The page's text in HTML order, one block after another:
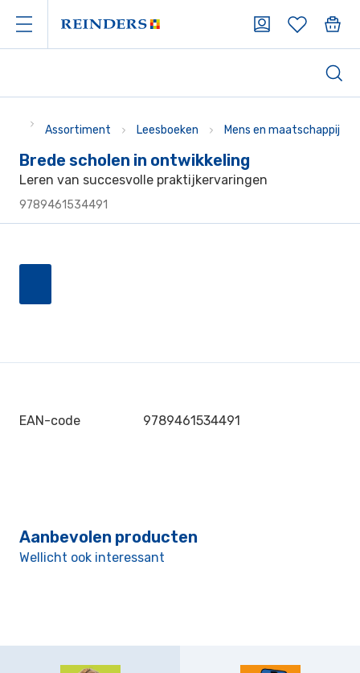
Assortiment Leesboeken Mens en maatschappij
Brede scholen in ontwikkeling
Leren van succesvolle praktijkervaringen
9789461534491
EAN-code 9789461534491
Aanbevolen producten
Wellicht ook interessant